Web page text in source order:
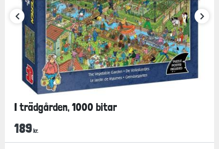
I trädgården, 1000 bitar
189 kr.